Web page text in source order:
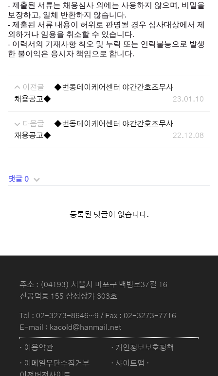
- 제출된 서류는 채용심사 외에는 사용하지 않으며 , 비밀을
보장하고, 일체 반환하지 않습니다.
- 제출된 서류 내용이 허위로 판명될 경우 심사대상에서 제
외하거나 임용을 취소할 수 있습니다.
- 이력서의 기재사항 착오 및 누락 또는 연락불능으로 발생
한 불이익은 응시자 책임으로 합니다.
이전글
◆번동데이케어센터 야간간호조무사
채용공고◆
23.01.10
다음글
◆번동데이케어센터 야간간호조무사
채용공고◆
22.12.08
댓글 0
등록된 댓글이 없습니다.
주소 : (04193) 서울시 마포구 백범로37길 16
신공덕동 155 삼성상가 303호
Tel : 02-3273-8646~9 / Fax : 02-3273-7716
E-mail : kacold@hanmail.net
· 이용약관
· 개인정보보호정책
· 이메일무단수집거부
· 사이트맵 ·